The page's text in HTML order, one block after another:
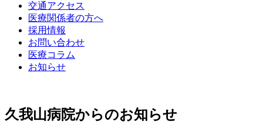
交通アクセス
医療関係者の方へ
採用情報
お問い合わせ
医療コラム
お知らせ
久我山病院からのお知らせ